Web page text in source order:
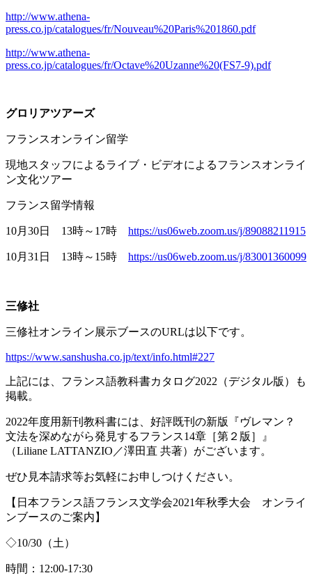
http://www.athena-
press.co.jp/catalogues/fr/Nouveau%20Paris%201860.pdf
http://www.athena-
press.co.jp/catalogues/fr/Octave%20Uzanne%20(FS7-9).pdf
グロリアツアーズ
フランスオンライン留学
現地スタッフによるライブ・ビデオによるフランスオンライ
ン文化ツアー
フランス留学情報
10月 30日 13時～ 17時 https://us06web.zoom.us/j/89088211915
10月 31 日 13時～ 15時 https://us06web.zoom.us/j/83001360099
三修社
三修社オンライン展示ブースのURLは以下です。
https://www.sanshusha.co.jp/text/info.html#227
上記には、フランス語教科書カタログ2022 （デジタル版）も
掲載。
2022年度用新刊教科書には、好評既刊の新版『ヴレマン？
文法を深めながら発見するフランス14章［第２版］』
（Liliane LATTANZIO ／澤田直 共著）がございます。
ぜひ見本請求等お気軽にお申しつけください。
【日本フランス語フランス文学会2021年秋季大会 オンライ
ンブースのご案内】
◇10/30 （土）
時間： 12:00-17:30